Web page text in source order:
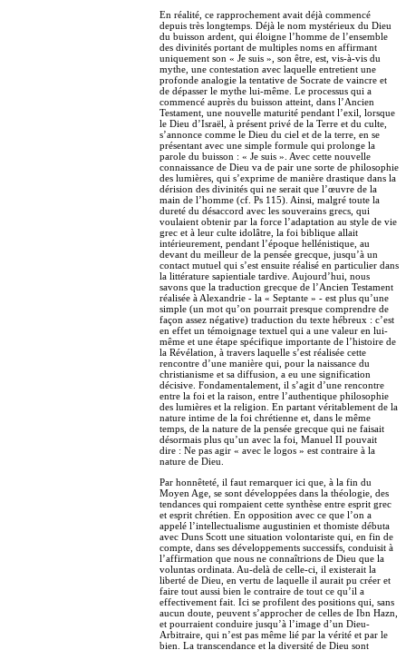
En réalité, ce rapprochement avait déjà commencé
depuis très longtemps. Déjà le nom mystérieux du Dieu
du buisson ardent, qui éloigne l’homme de l’ensemble
des divinités portant de multiples noms en affirmant
uniquement son « Je suis », son être, est, vis-à-vis du
mythe, une contestation avec laquelle entretient une
profonde analogie la tentative de Socrate de vaincre et
de dépasser le mythe lui-même. Le processus qui a
commencé auprès du buisson atteint, dans l’Ancien
Testament, une nouvelle maturité pendant l’exil, lorsque
le Dieu d’Israël, à présent privé de la Terre et du culte,
s’annonce comme le Dieu du ciel et de la terre, en se
présentant avec une simple formule qui prolonge la
parole du buisson : « Je suis ». Avec cette nouvelle
connaissance de Dieu va de pair une sorte de philosophie
des lumières, qui s’exprime de manière drastique dans la
dérision des divinités qui ne serait que l’œuvre de la
main de l’homme (cf. Ps 115). Ainsi, malgré toute la
dureté du désaccord avec les souverains grecs, qui
voulaient obtenir par la force l’adaptation au style de vie
grec et à leur culte idolâtre, la foi biblique allait
intérieurement, pendant l’époque hellénistique, au
devant du meilleur de la pensée grecque, jusqu’à un
contact mutuel qui s’est ensuite réalisé en particulier dans
la littérature sapientiale tardive. Aujourd’hui, nous
savons que la traduction grecque de l’Ancien Testament
réalisée à Alexandrie - la « Septante » - est plus qu’une
simple (un mot qu’on pourrait presque comprendre de
façon assez négative) traduction du texte hébreux : c’est
en effet un témoignage textuel qui a une valeur en lui-
même et une étape spécifique importante de l’histoire de
la Révélation, à travers laquelle s’est réalisée cette
rencontre d’une manière qui, pour la naissance du
christianisme et sa diffusion, a eu une signification
décisive. Fondamentalement, il s’agit d’une rencontre
entre la foi et la raison, entre l’authentique philosophie
des lumières et la religion. En partant véritablement de la
nature intime de la foi chrétienne et, dans le même
temps, de la nature de la pensée grecque qui ne faisait
désormais plus qu’un avec la foi, Manuel II pouvait
dire : Ne pas agir « avec le logos » est contraire à la
nature de Dieu.
Par honnêteté, il faut remarquer ici que, à la fin du
Moyen Age, se sont développées dans la théologie, des
tendances qui rompaient cette synthèse entre esprit grec
et esprit chrétien. En opposition avec ce que l’on a
appelé l’intellectualisme augustinien et thomiste débuta
avec Duns Scott une situation volontariste qui, en fin de
compte, dans ses développements successifs, conduisit à
l’affirmation que nous ne connaîtrions de Dieu que la
voluntas ordinata. Au-delà de celle-ci, il existerait la
liberté de Dieu, en vertu de laquelle il aurait pu créer et
faire tout aussi bien le contraire de tout ce qu’il a
effectivement fait. Ici se profilent des positions qui, sans
aucun doute, peuvent s’approcher de celles de Ibn Hazn,
et pourraient conduire jusqu’à l’image d’un Dieu-
Arbitraire, qui n’est pas même lié par la vérité et par le
bien. La transcendance et la diversité de Dieu sont